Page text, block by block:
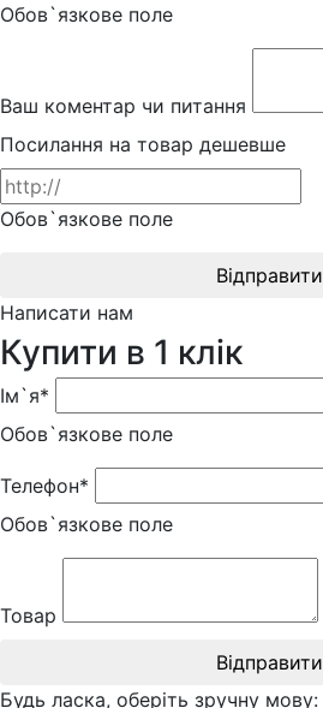
Обов`язкове поле
Ваш коментар чи питання
Посилання на товар дешевше
Обов`язкове поле
Відправити
Написати нам
Купити в 1 клік
Ім`я*
Обов`язкове поле
Телефон*
Обов`язкове поле
Товар
Відправити
Будь ласка, оберіть зручну мову: